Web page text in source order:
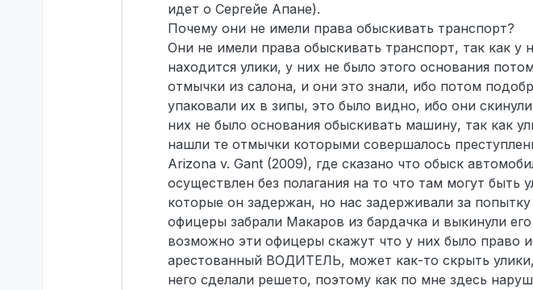
идет о Сергейе Апане).
Почему они не имели права обыскивать транспорт?
Они не имели права обыскивать транспорт, так как у
находится улики, у них не было этого основания
отмычки из салона, и они это знали, ибо потом
упаковали их в зипы, это было видно, ибо они
них не было основания обыскивать машину, так как
нашли те отмычки которыми совершалось
Arizona v. Gant (2009), где сказано что обыск
осуществлен без полагания на то что там могут быть
которые он задержан, но нас задерживали за
офицеры забрали Макаров из бардачка и выкинули
возможно эти офицеры скажут что у них было право
арестованный ВОДИТЕЛЬ, может как-то скрыть
него сделали решето, поэтому как по мне здесь